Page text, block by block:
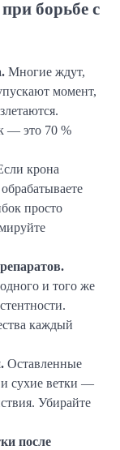
борьбе с
Многие ждут,
момент,
— это 70 %
крона
просто
и того же
каждый
Оставленные
сухие ветки —
Убирайте
после